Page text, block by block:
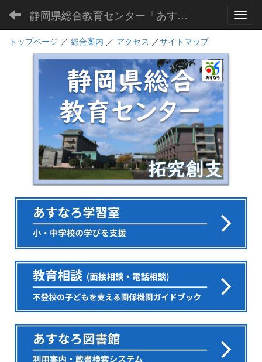
静岡県総合教育センター「あすなろ」
トップページ ／ 総合案内 ／ アクセス ／サイトマップ